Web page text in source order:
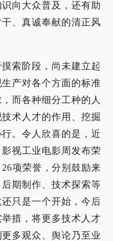
向大众普及，还有助
、真诚奉献的清正风
索阶段，尚未建立起
产对各个方面的标准
而各种细分工种的人
术人才的作用、挖掘
。令人欣喜的是，近
视工业电影周发布荣
项荣誉，分别鼓励来
期制作、技术探索等
只是一个开始，今后
措，将更多技术人才
多观众、舆论乃至业